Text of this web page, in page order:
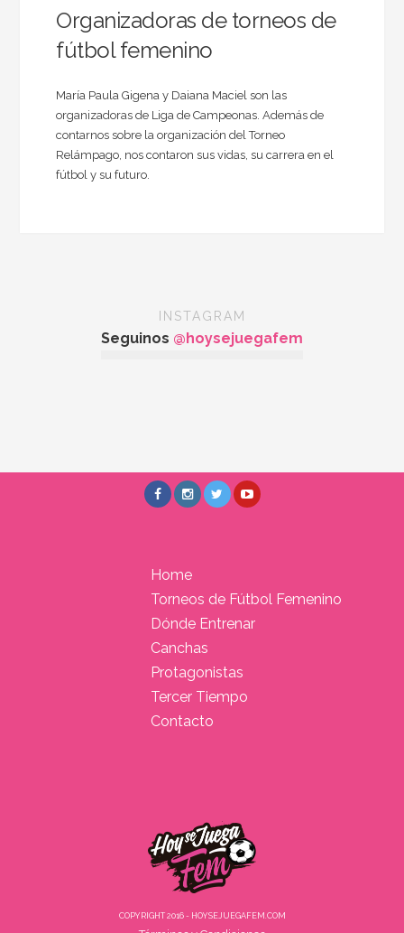
Organizadoras de torneos de
fútbol femenino
María Paula Gigena y Daiana Maciel son las
organizadoras de Liga de Campeonas. Además de
contarnos sobre la organización del Torneo
Relámpago, nos contaron sus vidas, su carrera en el
fútbol y su futuro.
INSTAGRAM
Seguinos @hoysejuegafem
Home
Torneos de Fútbol Femenino
Dónde Entrenar
Canchas
Protagonistas
Tercer Tiempo
Contacto
COPYRIGHT 2016 - HOYSEJUEGAFEM.COM